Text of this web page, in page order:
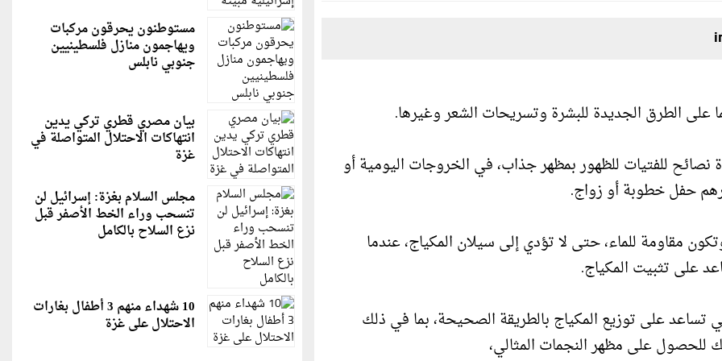
الطرق الجديدة للبشرة وتسريحات الشعر وغيرها.
للفتيات للظهور بمظهر جذاب، في الخروجات اليومية أو
حفل خطوبة أو زواج.
مقاومة للماء، حتى لا تؤدي إلى سيلان المكياج، عندما
على تثبيت المكياج.
على توزيع المكياج بالطريقة الصحيحة، بما في ذلك
للحصول على مظهر النجمات المثالي،
مستوطنون يحرقون مركبات
ويهاجمون منازل فلسطينيين
جنوبي نابلس
بيان مصري قطري تركي يدين
انتهاكات الاحتلال المتواصلة في
غزة
مجلس السلام بغزة: إسرائيل لن
تنسحب وراء الخط الأصفر قبل
نزع السلاح بالكامل
10 شهداء منهم 3 أطفال بغارات
الاحتلال على غزة